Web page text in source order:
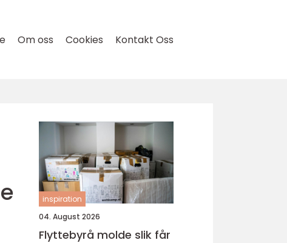
Om oss Cookies Kontakt Oss
inspiration
04. August 2026
Flyttebyrå molde slik får